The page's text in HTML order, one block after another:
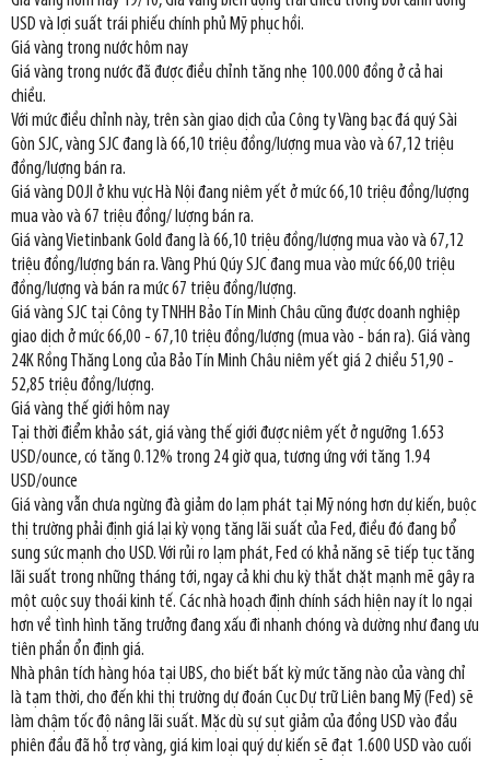
USD và lợi suất trái phiếu chính phủ Mỹ phục hồi.
Giá vàng trong nước hôm nay
Giá vàng trong nước đã được điều chỉnh tăng nhẹ 100.000 đồng ở cả hai
chiều.
Với mức điều chỉnh này, trên sàn giao dịch của Công ty Vàng bạc đá quý Sài
Gòn SJC, vàng SJC đang là 66,10 triệu đồng/lượng mua vào và 67,12 triệu
đồng/lượng bán ra.
Giá vàng DOJI ở khu vực Hà Nội đang niêm yết ở mức 66,10 triệu đồng/lượng
mua vào và 67 triệu đồng/ lượng bán ra.
Giá vàng Vietinbank Gold đang là 66,10 triệu đồng/lượng mua vào và 67,12
triệu đồng/lượng bán ra. Vàng Phú Qúy SJC đang mua vào mức 66,00 triệu
đồng/lượng và bán ra mức 67 triệu đồng/lượng.
Giá vàng SJC tại Công ty TNHH Bảo Tín Minh Châu cũng được doanh nghiệp
giao dịch ở mức 66,00 - 67,10 triệu đồng/lượng (mua vào - bán ra). Giá vàng
24K Rồng Thăng Long của Bảo Tín Minh Châu niêm yết giá 2 chiều 51,90 -
52,85 triệu đồng/lượng.
Giá vàng thế giới hôm nay
Tại thời điểm khảo sát, giá vàng thế giới được niêm yết ở ngưỡng 1.653
USD/ounce, có tăng 0.12% trong 24 giờ qua, tương ứng với tăng 1.94
USD/ounce
Giá vàng vẫn chưa ngừng đà giảm do lạm phát tại Mỹ nóng hơn dự kiến, buộc
thị trường phải định giá lại kỳ vọng tăng lãi suất của Fed, điều đó đang bổ
sung sức mạnh cho USD. Với rủi ro lạm phát, Fed có khả năng sẽ tiếp tục tăng
lãi suất trong những tháng tới, ngay cả khi chu kỳ thắt chặt mạnh mẽ gây ra
một cuộc suy thoái kinh tế. Các nhà hoạch định chính sách hiện nay ít lo ngại
hơn về tình hình tăng trưởng đang xấu đi nhanh chóng và dường như đang ưu
tiên phần ổn định giá.
Nhà phân tích hàng hóa tại UBS, cho biết bất kỳ mức tăng nào của vàng chỉ
là tạm thời, cho đến khi thị trường dự đoán Cục Dự trữ Liên bang Mỹ (Fed) sẽ
làm chậm tốc độ nâng lãi suất. Mặc dù sự sụt giảm của đồng USD vào đầu
phiên đầu đã hỗ trợ vàng, giá kim loại quý dự kiến sẽ đạt 1.600 USD vào cuối